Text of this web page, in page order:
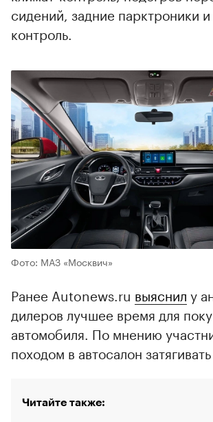
сидений, задние парктроники
контроль.
Фото: МАЗ «Москвич»
Ранее Autonews.ru выяснил у
дилеров лучшее время для
автомобиля. По мнению
походом в автосалон
Читайте также: